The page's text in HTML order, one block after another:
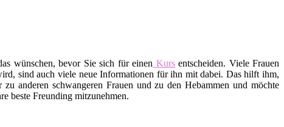
wünschen, bevor Sie sich für einen Kursentscheiden. Viele Frauen
sind auch viele neue Informationen für ihn mit dabei. Das hilft ihm,
anderen schwangeren Frauen und zu den Hebammen und möchte
beste Freunding mitzunehmen.